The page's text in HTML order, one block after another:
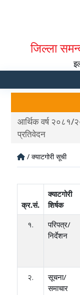
जिल्ला
आर्थिक वर्ष २०८१/
प्रतिवेदन
/ क्याटगोरी सूची
क्र.सं.
क्याटगोरी
शिर्षक
१.
परिपत्र/
निर्देशन
२.
सूचना/
समाचार